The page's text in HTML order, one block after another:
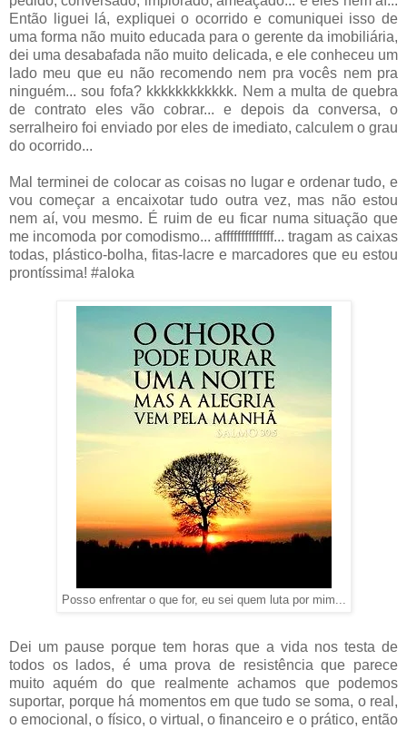
Então liguei lá, expliquei o ocorrido e comuniquei isso de
uma forma não muito educada para o gerente da imobiliária,
dei uma desabafada não muito delicada, e ele conheceu um
lado meu que eu não recomendo nem pra vocês nem pra
ninguém... sou fofa? kkkkkkkkkkkk. Nem a multa de quebra
de contrato eles vão cobrar... e depois da conversa, o
serralheiro foi enviado por eles de imediato, calculem o grau
do ocorrido...
Mal terminei de colocar as coisas no lugar e ordenar tudo, e
vou começar a encaixotar tudo outra vez, mas não estou
nem aí, vou mesmo. É ruim de eu ficar numa situação que
me incomoda por comodismo... affffffffffffff... tragam as caixas
todas, plástico-bolha, fitas-lacre e marcadores que eu estou
prontíssima! #aloka
Posso enfrentar o que for, eu sei quem luta por mim...
Dei um pause porque tem horas que a vida nos testa de
todos os lados, é uma prova de resistência que parece
muito aquém do que realmente achamos que podemos
suportar, porque há momentos em que tudo se soma, o real,
o emocional, o físico, o virtual, o financeiro e o prático, então